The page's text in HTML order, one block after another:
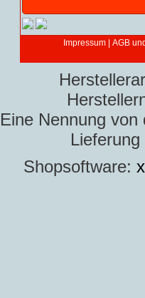
Impressum AGB
Eine Nennung
Shopsoftware: